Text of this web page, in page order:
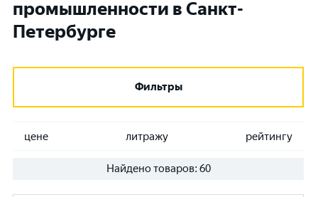
промышленности в Санкт-
Петербурге
Фильтры
цене литражу рейтингу
Найдено товаров: 60